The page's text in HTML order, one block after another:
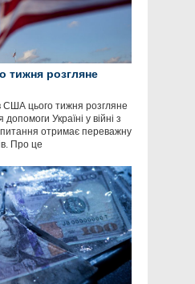
тижня розгляне
США цього тижня розгляне
Україні у війні з
отримає переважну
Про це